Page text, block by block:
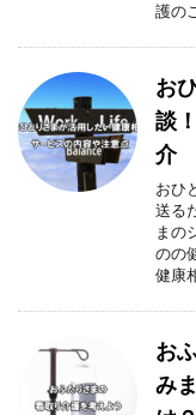
護の
お
談
介
おひ
送る
まの
のの
健康
お
み